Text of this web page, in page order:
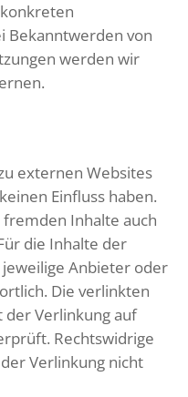
Bekanntwerden von
werden wir
externen Websites
Einfluss haben.
Inhalte auch
die Inhalte der
Anbieter oder
Die verlinkten
Verlinkung auf
Rechtswidrige
Verlinkung nicht